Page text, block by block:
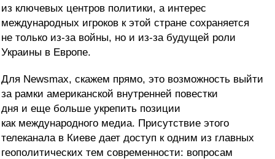
из ключевых центров политики, а интерес
международных игроков к этой стране сохраняется
не только из-за войны, но и из-за будущей роли
Украины в Европе.
Для Newsmax, скажем прямо, это возможность выйти
за рамки американской внутренней повестки
дня и еще больше укрепить позиции
как международного медиа. Присутствие этого
телеканала в Киеве дает доступ к одним из главных
геополитических тем современности: вопросам